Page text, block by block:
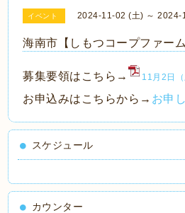
イベント 2024-11-02 (土) ～
海南市【しもつコープファー
募集要領はこちら→ 11月2日
お申込みはこちらから→ お申
スケジュール
カウンター